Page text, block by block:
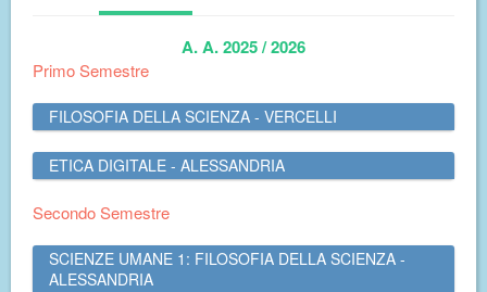
A. A. 2025 / 2026
Primo Semestre
FILOSOFIA DELLA SCIENZA - VERCELLI
ETICA DIGITALE - ALESSANDRIA
Secondo Semestre
SCIENZE UMANE 1: FILOSOFIA DELLA SCIENZA -
ALESSANDRIA